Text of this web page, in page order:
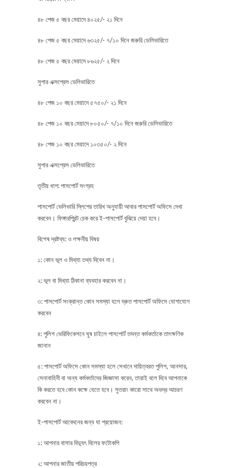
৪৮ পেজ ৫ বছর মেয়াদে ৪০২৫/- ২১ দিনে
৪৮ পেজ ৫ বছর মেয়াদে ৬৩২৫/- ৭/১০ দিনে জরুরি ডেলিভারিতে
৪৮ পেজ ৫ বছর মেয়াদে ৮৬২৫/- ২ দিনে
সুপার এক্সপ্রেস ডেলিভারিতে
৪৮ পেজ ১০ বছর মেয়াদে ৫৭৫০/- ২১ দিনে
৪৮ পেজ ১০ বছর মেয়াদে ৮০৫০/- ৭/১০ দিনে জরুরি ডেলিভারিতে
৪৮ পেজ ১০ বছর মেয়াদে ১০৩৫০/- ২ দিনে
সুপার এক্সপ্রেস ডেলিভারিতে
তৃতীয় ধাপ: পাসপোর্ট সংগ্রহ
পাসপোর্ট ভেলিভারি স্লিপের তারিখ অনুযায়ী আবার পাসপোর্ট অফিসে দেখা
করবেন। ফিঙ্গারপ্রিন্ট চেক করে ই-পাসপোর্ট বুঝিয়ে দেয়া হবে।
বিশেষ দ্রষ্টব্য: ও লক্ষনীয় বিষয়
১: কোন ভূল ও মিথ্যা তথ্য দিবেন না।
২: ভূল বা মিথ্যা ঠিকানা ব্যবহার করবেন না।
৩: পাসপোর্ট সংক্রান্ত কোন সমস্যা হলে দ্রুত পাসপোর্ট অফিসে যোগাযোগ
করবেন
৪: পুলিশ ভেরিফিকেশনে ঘুষ চাইলে পাসপোর্ট তদন্ত কর্মকর্তাকে তাৎক্ষণিক
জানান
৫: পাসপোর্ট অফিসে কোন সমস্যা হলে সেখানে দায়িত্বরত পুলিশ, আনসার,
সেনাবাহিনী বা অন্য কর্মকর্তাদের জিজ্ঞাসা করেন, তারাই বলে দিবে আপনাকে
কি করতে হবে কোন কক্ষে যেতে হবে। সুতরাং কারো সাথে অভদ্র আচরণ
করবেন না।
ই-পাসপোর্ট আবেদনের জন্য যা প্রয়োজন:
১: আপনার বাসার বিদ্যুৎ বিলের ফটোকপি
২: আপনার জাতীয় পরিচয়পত্র